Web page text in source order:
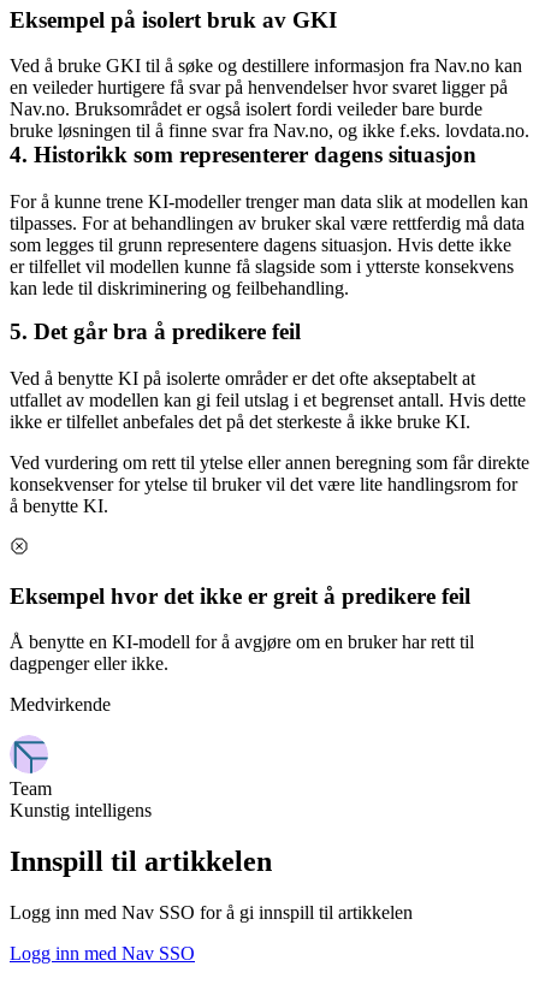
Eksempel på isolert bruk av GKI
Ved å bruke GKI til å søke og destillere informasjon fra Nav.no kan
en veileder hurtigere få svar på henvendelser hvor svaret ligger på
Nav.no. Bruksområdet er også isolert fordi veileder bare burde
bruke løsningen til å finne svar fra Nav.no, og ikke f.eks. lovdata.no.
4. Historikk som representerer dagens situasjon
For å kunne trene KI-modeller trenger man data slik at modellen kan
tilpasses. For at behandlingen av bruker skal være rettferdig må data
som legges til grunn representere dagens situasjon. Hvis dette ikke
er tilfellet vil modellen kunne få slagside som i ytterste konsekvens
kan lede til diskriminering og feilbehandling.
5. Det går bra å predikere feil
Ved å benytte KI på isolerte områder er det ofte akseptabelt at
utfallet av modellen kan gi feil utslag i et begrenset antall. Hvis dette
ikke er tilfellet anbefales det på det sterkeste å ikke bruke KI.
Ved vurdering om rett til ytelse eller annen beregning som får direkte
konsekvenser for ytelse til bruker vil det være lite handlingsrom for
å benytte KI.
Eksempel hvor det ikke er greit å predikere feil
Å benytte en KI-modell for å avgjøre om en bruker har rett til
dagpenger eller ikke.
Medvirkende
Team
Kunstig intelligens
Innspill til artikkelen
Logg inn med Nav SSO for å gi innspill til artikkelen
Logg inn med Nav SSO